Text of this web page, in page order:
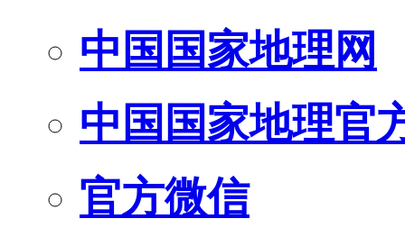
中国国家地理网
中国国家地理官
官方微信